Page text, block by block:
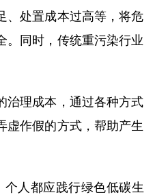
、处置成本过高等，将危
。同时，传统重污染行业
理成本，通过各种方式
虚作假的方式，帮助产生
人都应践行绿色低碳生